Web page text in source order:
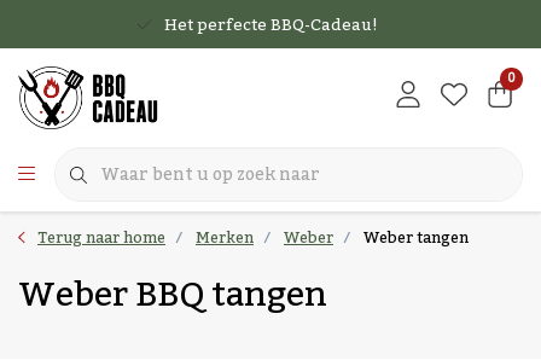
Het perfecte BBQ-Cadeau!
0
Terug naar home Merken Weber Weber tangen
Weber BBQ tangen